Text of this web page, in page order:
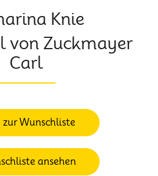
zur Wunschliste
ansehen
Knie
von Zuckmayer
Carl